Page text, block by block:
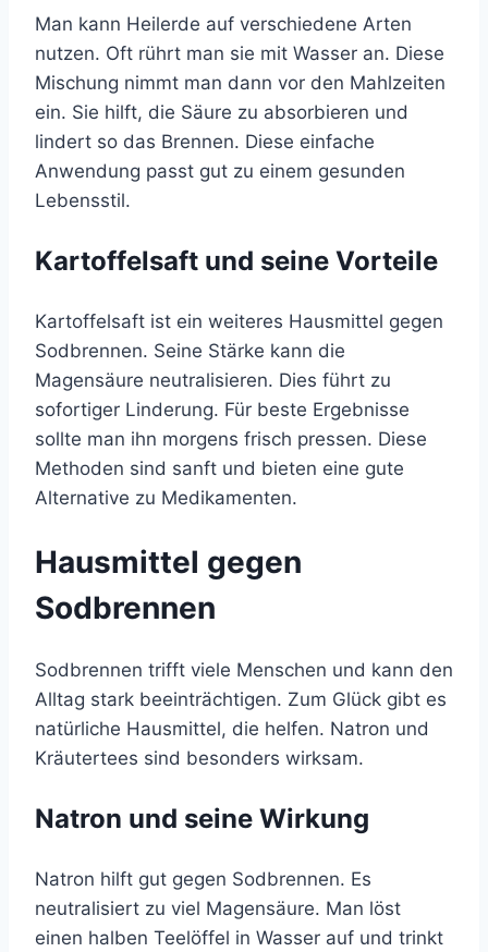
Man kann Heilerde auf verschiedene Arten
nutzen. Oft rührt man sie mit Wasser an. Diese
Mischung nimmt man dann vor den Mahlzeiten
ein. Sie hilft, die Säure zu absorbieren und
lindert so das Brennen. Diese einfache
Anwendung passt gut zu einem gesunden
Lebensstil.
Kartoffelsaft und seine Vorteile
Kartoffelsaft ist ein weiteres Hausmittel gegen
Sodbrennen. Seine Stärke kann die
Magensäure neutralisieren. Dies führt zu
sofortiger Linderung. Für beste Ergebnisse
sollte man ihn morgens frisch pressen. Diese
Methoden sind sanft und bieten eine gute
Alternative zu Medikamenten.
Hausmittel gegen
Sodbrennen
Sodbrennen trifft viele Menschen und kann den
Alltag stark beeinträchtigen. Zum Glück gibt es
natürliche Hausmittel, die helfen. Natron und
Kräutertees sind besonders wirksam.
Natron und seine Wirkung
Natron hilft gut gegen Sodbrennen. Es
neutralisiert zu viel Magensäure. Man löst
einen halben Teelöffel in Wasser auf und trinkt